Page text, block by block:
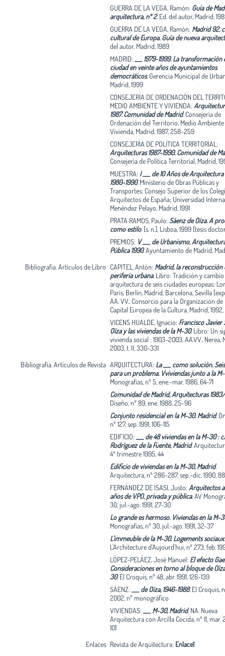
vía adyacente y unificar los radios de
toda la actuación limitando así los tipos de
dos: en tramo recto y en tramo curvo. Con
premisas, Sáenz de Oíza levantó al filo de
de los 90 una de esas actuaciones que,
alimentar el debate social, arquitectónico
de su época: una misión reservada a los
GUERRA DE LA VEGA, Ramón: Guía de
arquitectura, nº 2. Ed. del autor, Madrid,
GUERRA DE LA VEGA, Ramón: Madrid 92,
cultural de Europa. Guía de nueva
del autor, Madrid, 1989
MADRID:
___ 1979-1999. La transformación
ciudad en veinte años de ayuntamientos
democráticos. Gerencia Municipal de
Madrid, 1999
CONSEJERÍA DE ORDENACIÓN DEL
MEDIO AMBIENTE Y VIVIENDA:
1987. Comunidad de Madrid. Consejería de
Ordenación del Territorio, Medio Ambiente
Vivienda, Madrid, 1987, 258-259
CONSEJERÍA DE POLÍTICA TERRITORIAL:
Arquitecturas 1987-1990. Comunidad de
Consejería de Política Territorial, Madrid,
MUESTRA: I ___ de 10 Años de Arquitectura
1980-1990.Ministerio de Obras Públicas y
Transportes; Consejo Superior de los
Arquitectos de España; Universidad
Menéndez Pelayo, Madrid, 1991
PRATA RAMOS, Paulo: Sáenz de Oíza. A
como estilo. [s. n.], Lisboa, 1999 [tesis
PREMIOS: V ___ de Urbanismo,
Pública 1990.Ayuntamiento de Madrid,
Bibliografía. Artículos de Libro CAPITEL, Antón: Madrid, la reconstrucción
periferia urbana. Libro: Tradición y cambio
arquitectura de seis ciudades europeas:
París, Berlín, Madrid, Barcelona, Sevilla
AA. VV.. Consorcio para la Organización
Capital Europea de la Cultura, Madrid,
VICENS HUALDE, Ignacio: Francisco Javier
Oíza y las viviendas de la M-30.Libro: Un
vivienda social : 1903-2003, AA.VV.. Nerea,
2003, t. II, 330-331
Bibliografía. Artículos de Revista ARQUITECTURA: La ___ como solución.
para un problema. Vviviendas junto a la
Monografías, nº 5, ene.-mar. 1986, 64-71
Comunidad de Madrid, Arquitecturas
Diseño, nº 89, ene. 1988, 25-96
Conjunto residencial en la M-30. Madrid.
nº 127, sep. 1991, 106-115
EDIFICIO:
___ de 48 viviendas en la M-30 :
Rodríguez de la Fuente, Madrid.
4º trimestre 1995, 44
Edificio de viviendas en la M-30, Madrid.
Arquitectura, nº 286-287, sep.-dic. 1990,
FERNÁNDEZ DE ISASI, Justo: Arquitectos
años de VPO, privada y pública. AV
30, jul.-ago. 1991, 27-30
Lo grande es hermoso. Viviendas en la M-
Monografías, nº 30, jul.-ago. 1991, 32-37
L'immeuble de la M-30. Logements sociaux.
L'Architecture d'Aujourd'hui, nº 273, feb. 1991,
LÓPEZ-PELÁEZ, José Manuel: El efecto
Consideraciones en torno al bloque de
30.El Croquis, nº 48, abr. 1991, 126-139
SÁENZ:
___ de Oíza, 1946-1988. El Croquis,
2002, nº monográfico
VIVIENDAS:
___ M-30, Madrid. NA. Nueva
Arquitectura con Arcilla Cocida, nº 11, mar.
101
Enlaces Revista de Arquitectura: Enlace1